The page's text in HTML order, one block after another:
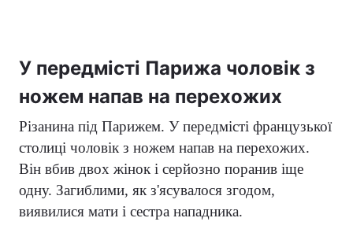
У передмісті Парижа чоловік з
ножем напав на перехожих
Різанина під Парижем. У передмісті французької
столиці чоловік з ножем напав на перехожих.
Він вбив двох жінок і серйозно поранив іще
одну. Загиблими, як з'ясувалося згодом,
виявилися мати і сестра нападника.